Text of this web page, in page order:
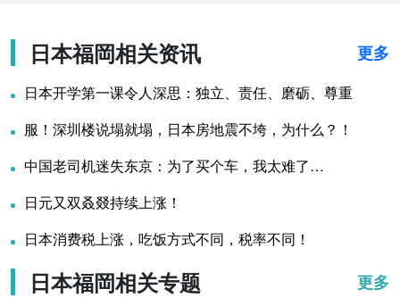
日本福岡相关资讯 更多
日本开学第一课令人深思：独立、责任、磨砺、尊重
服！深圳楼说塌就塌，日本房地震不垮，为什么？！
中国老司机迷失东京：为了买个车，我太难了…
日元又双叒叕持续上涨！
日本消费税上涨，吃饭方式不同，税率不同！
日本福岡相关专题 更多